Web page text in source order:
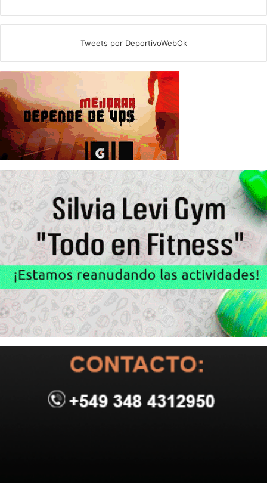
Tweets por DeportivoWebOk